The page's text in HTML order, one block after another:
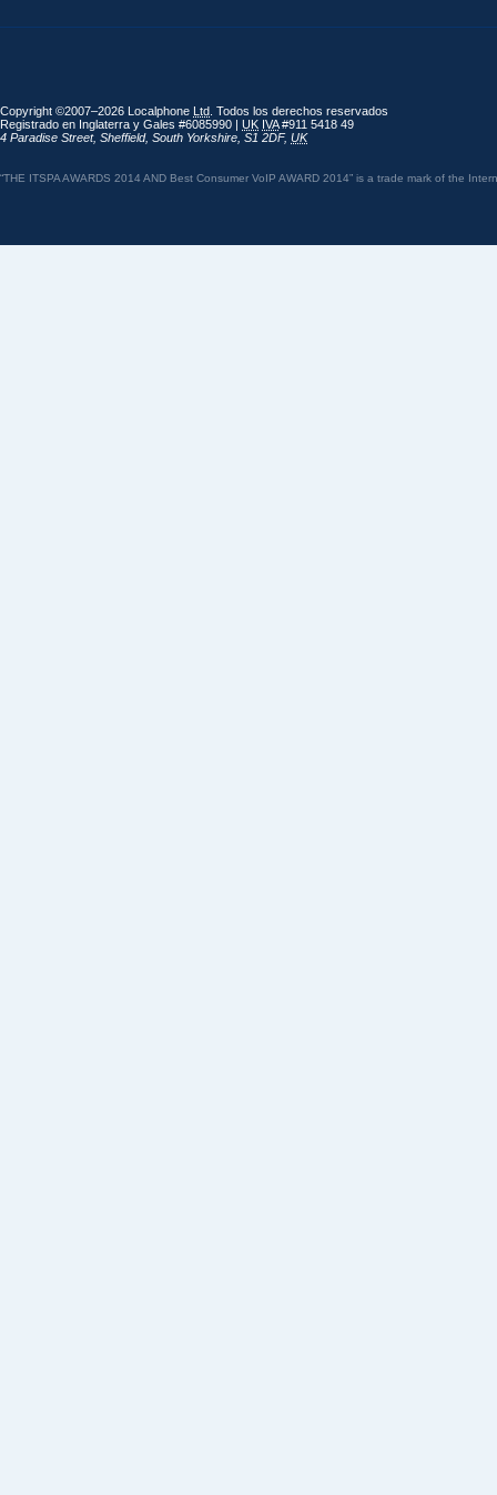
Copyright ©2007–2026 Localphone Ltd . Todos los derechos reservados
Registrado en Inglaterra y Gales #6085990 | UK IVA#911 5418 49
4 Paradise Street, Sheffield, South Yorkshire S1 2DF, UK
“THE ITSPA AWARDS 2014 AND Best Consumer VoIP AWARD 2014” is a trade mark of the